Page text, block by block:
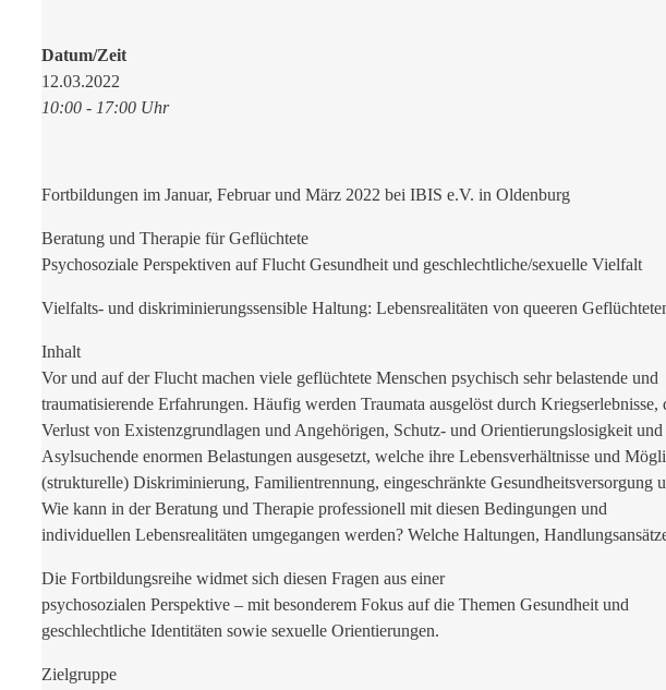
Datum/Zeit
12.03.2022
10:00 - 17:00 Uhr
Fortbildungen im Januar, Februar und März 2022 bei IBIS e.V. in Oldenburg
Beratung und Therapie für Geflüchtete
Psychosoziale Perspektiven auf Flucht Gesundheit und geschlechtliche/sexuelle Vielfalt
Vielfalts- und diskriminierungssensible Haltung: Lebensrealitäten von queeren
Inhalt
Vor und auf der Flucht machen viele geflüchtete Menschen psychisch sehr belastende und
traumatisierende Erfahrungen. Häufig werden Traumata ausgelöst durch Kriegserlebnisse,
Verlust von Existenzgrundlagen und Angehörigen, Schutz- und Orientierungslosigkeit
Asylsuchende enormen Belastungen ausgesetzt, welche ihre Lebensverhältnisse und
(strukturelle) Diskriminierung, Familientrennung, eingeschränkte Gesundheitsversorgung
Wie kann in der Beratung und Therapie professionell mit diesen Bedingungen und
individuellen Lebensrealitäten umgegangen werden? Welche Haltungen,
Die Fortbildungsreihe widmet sich diesen Fragen aus einer
psychosozialen Perspektive – mit besonderem Fokus auf die Themen Gesundheit und
geschlechtliche Identitäten sowie sexuelle Orientierungen.
Zielgruppe